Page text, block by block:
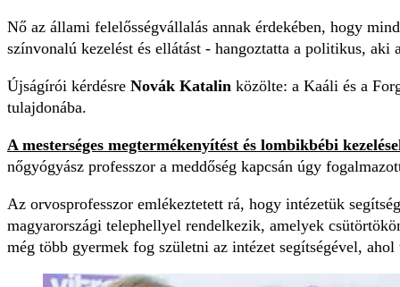
Nő az állami felelősségvállalás annak érdekében, hogy
színvonalú kezelést és ellátást - hangoztatta a politikus,
Újságírói kérdésre Novák Katalin közölte: a Kaáli és a
tulajdonába.
A mesterséges megtermékenyítést és lombikbébi
nőgyógyász professzor a meddőség kapcsán úgy
Az orvosprofesszor emlékeztetett rá, hogy intézetük
magyarországi telephellyel rendelkezik, amelyek
még több gyermek fog születni az intézet segítségével,